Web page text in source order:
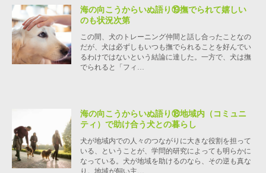
海の向こうからいぬ語り⑲撫でられて嬉しい
のも状況次第
この間、犬のトレーニング仲間と話し合ったことなの
だが、犬は必ずしもいつも撫でられることを好んでい
るわけではないという結論に達した。一方で、犬は撫
でられると「フィ…
海の向こうからいぬ語り⑱地域内（コミュニ
ティ）で助け合う犬との暮らし
犬が地域内での人々のつながりに大きな役割を担って
いる、ということが、学問的研究によっても明らかに
なっている。犬が地域を助けるのなら、その逆も真な
り。地域が飼い主…